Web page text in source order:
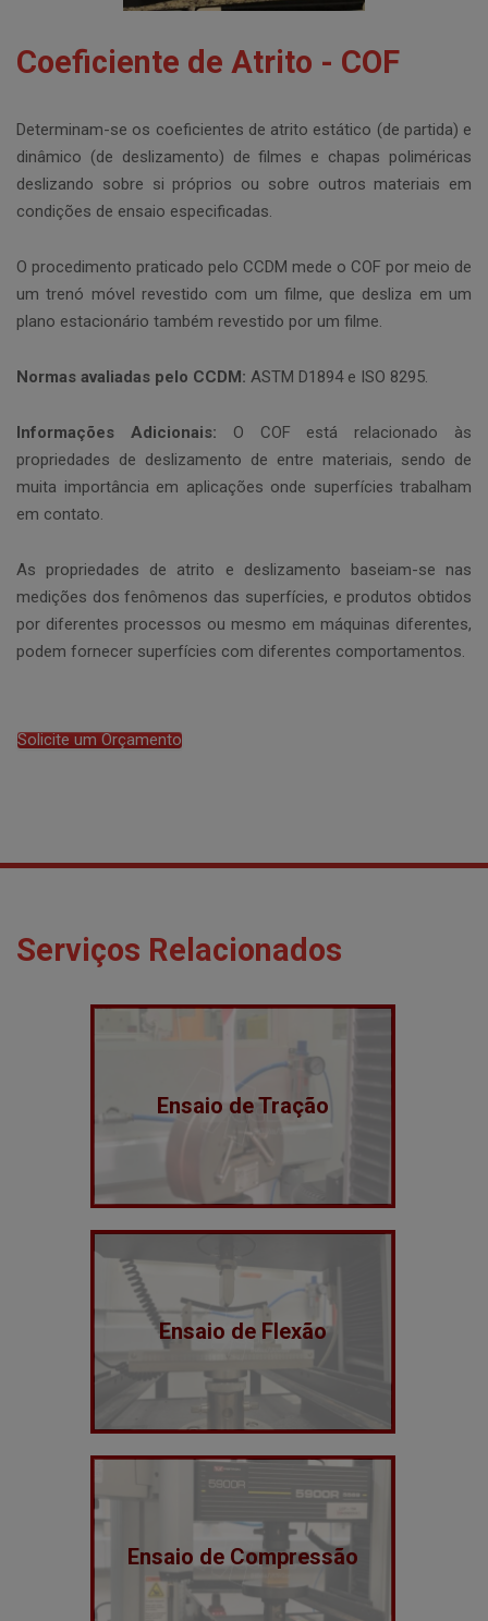
Coeficiente de Atrito - COF
Determinam-se os coeficientes de atrito estático (de partida) e
dinâmico (de deslizamento) de filmes e chapas poliméricas
deslizando sobre si próprios ou sobre outros materiais em
condições de ensaio especificadas.
O procedimento praticado pelo CCDM mede o COF por meio de
um trenó móvel revestido com um filme, que desliza em um
plano estacionário também revestido por um filme.
Normas avaliadas pelo CCDM: ASTM D1894 e ISO 8295.
Informações Adicionais: O COF está relacionado às
propriedades de deslizamento de entre materiais, sendo de
muita importância em aplicações onde superfícies trabalham
em contato.
As propriedades de atrito e deslizamento baseiam-se nas
medições dos fenômenos das superfícies, e produtos obtidos
por diferentes processos ou mesmo em máquinas diferentes,
podem fornecer superfícies com diferentes comportamentos.
Solicite um Orçamento
Serviços Relacionados
Ensaio de Tração
Ensaio de Flexão
Ensaio de Compressão